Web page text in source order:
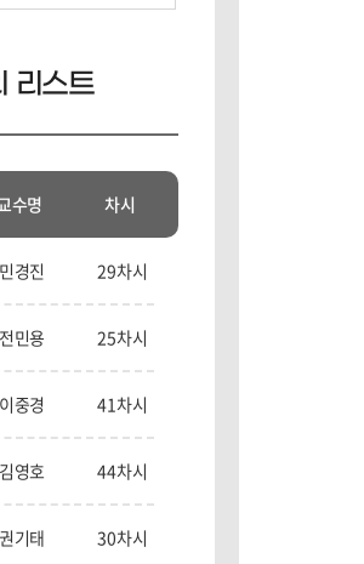
리스트
수명 차시
민경진 29차시
전민용 25차시
이중경 41차시
김영호 44차시
권기태 30차시